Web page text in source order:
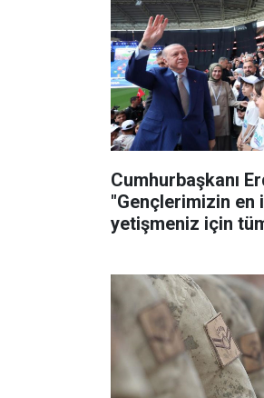
Cumhurbaşkanı
"Gençlerimizin en
yetişmeniz için